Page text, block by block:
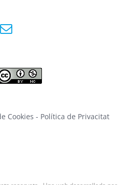
Cookies - Política de Privacitat